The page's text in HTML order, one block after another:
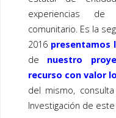
experiencias
comunitario. Es la
2016 presentamos
de nuestro
recurso con valor
del mismo, consulta
Investigación de este